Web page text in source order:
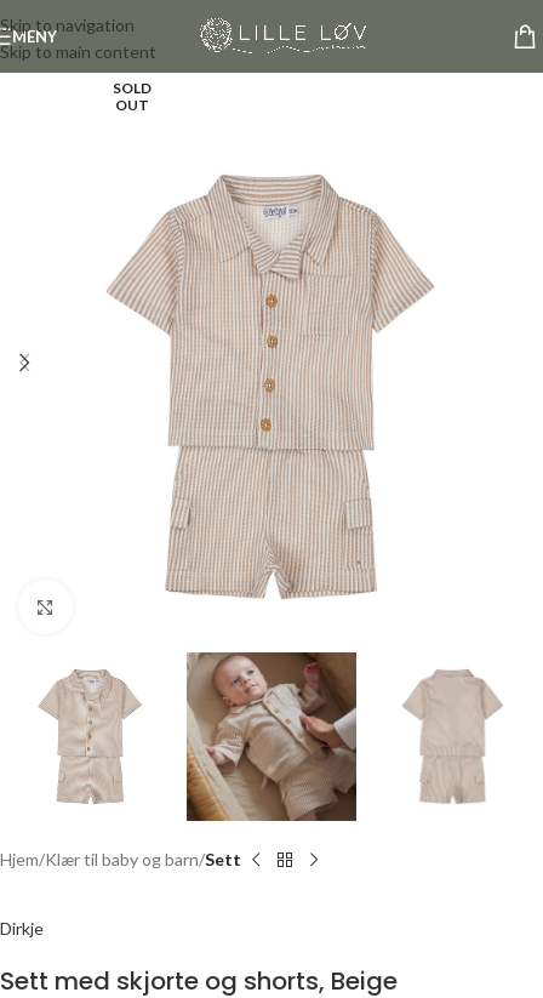
Skip to navigation
Skip to main content
MENY
SOLD
OUT
Hjem Klær til baby og barn Sett
Dirkje
Sett med skjorte og shorts, Beige